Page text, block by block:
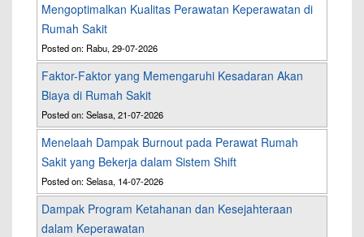
Mengoptimalkan Kualitas Perawatan Keperawatan di
Rumah Sakit
Posted on: Rabu, 29-07-2026
Faktor-Faktor yang Memengaruhi Kesadaran Akan
Biaya di Rumah Sakit
Posted on: Selasa, 21-07-2026
Menelaah Dampak Burnout pada Perawat Rumah
Sakit yang Bekerja dalam Sistem Shift
Posted on: Selasa, 14-07-2026
Dampak Program Ketahanan dan Kesejahteraan
dalam Keperawatan